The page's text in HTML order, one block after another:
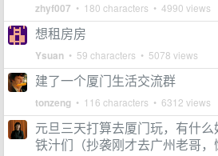
zhyf007 • 180 characters • 4990 views
想租房房
Ysuan • 59 characters • 5078 views
建了一个厦门生活交流群
tonzeng • 116 characters • 6312 views
元旦三天打算去厦门玩，有什
铁汁们（抄袭刚才去广州老哥，